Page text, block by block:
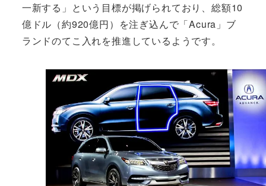
一新する」という目標が掲げられており、総額10
億ドル（約920億円）を注ぎ込んで「Acura」ブ
ランドのてこ入れを推進しているようです。